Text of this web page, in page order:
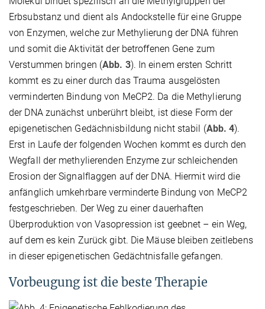
Erbsubstanz und dient als Andockstelle für eine Gruppe
von Enzymen, welche zur Methylierung der DNA führen
und somit die Aktivität der betroffenen Gene zum
Verstummen bringen (Abb. 3). In einem ersten Schritt
kommt es zu einer durch das Trauma ausgelösten
verminderten Bindung von MeCP2. Da die Methylierung
der DNA zunächst unberührt bleibt, ist diese Form der
epigenetischen Gedächnisbildung nicht stabil (Abb. 4).
Erst in Laufe der folgenden Wochen kommt es durch den
Wegfall der methylierenden Enzyme zur schleichenden
Erosion der Signalflaggen auf der DNA. Hiermit wird die
anfänglich umkehrbare verminderte Bindung von MeCP2
festgeschrieben. Der Weg zu einer dauerhaften
Überproduktion von Vasopression ist geebnet – ein Weg,
auf dem es kein Zurück gibt. Die Mäuse bleiben zeitlebens
in dieser epigenetischen Gedächtnisfalle gefangen.
Vorbeugung ist die beste Therapie